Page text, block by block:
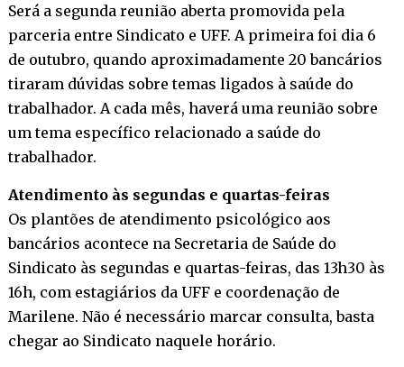
Será a segunda reunião aberta promovida pela
parceria entre Sindicato e UFF. A primeira foi dia 6
de outubro, quando aproximadamente 20 bancários
tiraram dúvidas sobre temas ligados à saúde do
trabalhador. A cada mês, haverá uma reunião sobre
um tema específico relacionado a saúde do
trabalhador.
Atendimento às segundas e quartas-feiras
Os plantões de atendimento psicológico aos
bancários acontece na Secretaria de Saúde do
Sindicato às segundas e quartas-feiras, das 13h30 às
16h, com estagiários da UFF e coordenação de
Marilene. Não é necessário marcar consulta, basta
chegar ao Sindicato naquele horário.